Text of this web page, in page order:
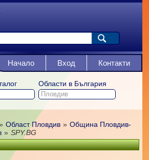
Области в България
Начало Вход Контакти
Област Пловдив » Община Пловдив-
» SPY.BG